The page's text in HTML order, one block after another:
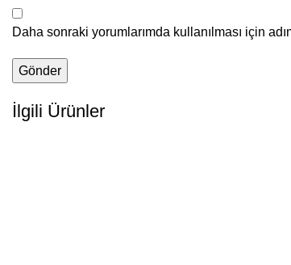
Daha sonraki yorumlarımda kullanılması için
İlgili Ürünler